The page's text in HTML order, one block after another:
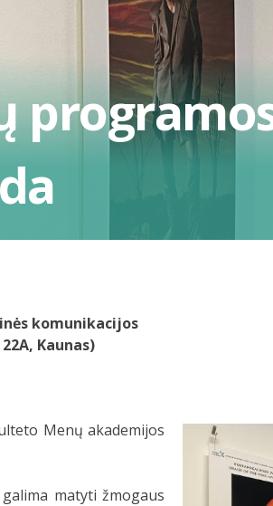
komunikacijos
Kaunas)
Menų akademijos
matyti žmogaus